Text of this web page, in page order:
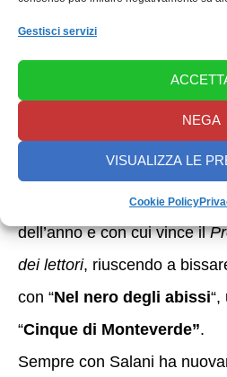
Gestisci servizi
NEGA
VISUALIZZA LE
Cookie Policy
nazionali. Vice presidente
delPremio letterario di
giurato del
Premio Giorgione
della sezione noir nel 2020.
Si fa conoscere al grande
Come delfini tra
Salani che entra nei cento
dell’anno e con cui vince il
dei lettori, riuscendo a
con “Nel nero degli abissi“,
“Cinque di Monteverde”.
Sempre con Salani ha